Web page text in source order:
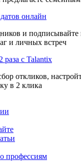
онлайн
и подписывайте
и личных встреч
раза с Talantix
откликов,
в 2 клика
профессиям